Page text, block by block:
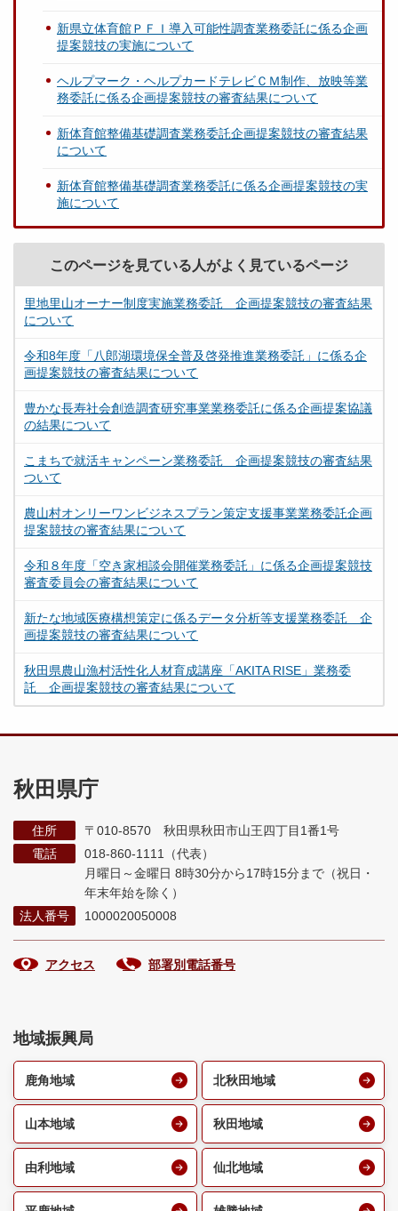
新県立体育館ＰＦＩ導入可能性調査業務委託に係る企画
提案競技の実施について
ヘルプマーク・ヘルプカードテレビＣＭ制作、放映等業
務委託に係る企画提案競技の審査結果について
新体育館整備基礎調査業務委託企画提案競技の審査結果
について
新体育館整備基礎調査業務委託に係る企画提案競技の実
施について
このページを見ている人がよく見ているページ
里地里山オーナー制度実施業務委託 企画提案競技の審査結果
について
令和8年度「八郎湖環境保全普及啓発推進業務委託」に係る企
画提案競技の審査結果について
豊かな長寿社会創造調査研究事業業務委託に係る企画提案協議
の結果について
こまちで就活キャンペーン業務委託 企画提案競技の審査結果
ついて
農山村オンリーワンビジネスプラン策定支援事業業務委託企画
提案競技の審査結果について
令和８年度「空き家相談会開催業務委託」に係る企画提案競技
審査委員会の審査結果について
新たな地域医療構想策定に係るデータ分析等支援業務委託 企
画提案競技の審査結果について
秋田県農山漁村活性化人材育成講座「AKITA RISE」業務委
託 企画提案競技の審査結果について
秋田県庁
住所
〒010-8570 秋田県秋田市山王四丁目1番1号
電話
018-860-1111（代表）
月曜日～金曜日 8時30分から17時15分まで （祝日・
年末年始を除く）
法人番号
1000020050008
アクセス 部署別電話番号
地域振興局
鹿角地域 北秋田地域
山本地域 秋田地域
由利地域 仙北地域